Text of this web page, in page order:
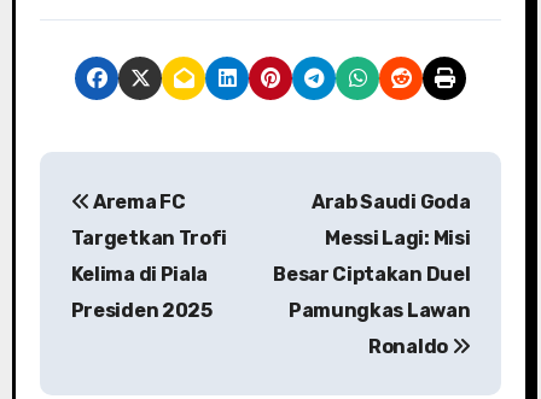
Arema FC
Targetkan Trofi
Kelima di Piala
Presiden 2025
Arab Saudi Goda
Messi Lagi: Misi
Besar Ciptakan Duel
Pamungkas Lawan
Ronaldo